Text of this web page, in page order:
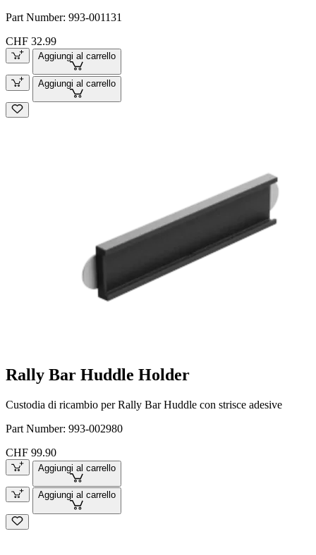
Part Number: 993-001131
CHF 32.99
Aggiungi al carrello
Aggiungi al carrello
Rally Bar Huddle Holder
Custodia di ricambio per Rally Bar Huddle con strisce adesive
Part Number: 993-002980
CHF 99.90
Aggiungi al carrello
Aggiungi al carrello